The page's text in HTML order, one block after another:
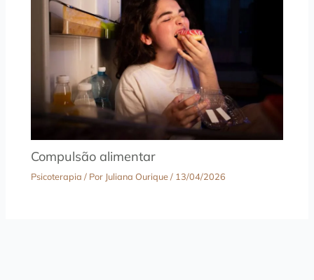
Compulsão alimentar
Psicoterapia / Por Juliana Ourique/ 13/04/2026